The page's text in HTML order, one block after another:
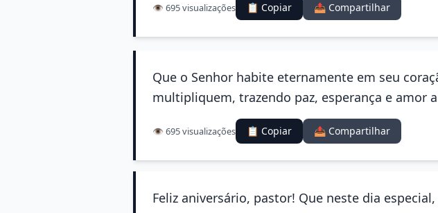
👁️ 695 visualizações 📋 Copiar 📤 Compartilhar
Que o Senhor habite eternamente em seu
multipliquem, trazendo paz, esperança e amor
👁️ 695 visualizações 📋 Copiar 📤 Compartilhar
Feliz aniversário, pastor! Que neste dia